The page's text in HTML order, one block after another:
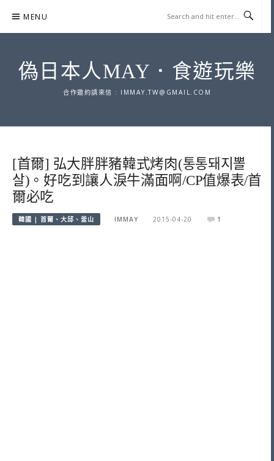
content
MENU
偽日本人MAY．食遊玩樂
合作邀約請來信 : IMMAY.TW@GMAIL.COM
[首爾] 弘大胖胖豬韓式烤肉(통통돼지뽈
살)。好吃到讓人淚牛滿面啊/CP值爆表/首
爾必吃
韓國 | 首爾、大邱、釜山 IMMAY 2015-04-20 1